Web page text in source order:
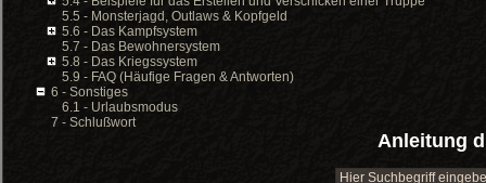
5.5 - Monsterjagd, Outlaws & Kopfgeld
5.6 - Das Kampfsystem
5.7 - Das Bewohnersystem
5.8 - Das Kriegssystem
5.9 - FAQ (Häufige Fragen & Antworten)
6 - Sonstiges
6.1 - Urlaubsmodus
7 - Schlußwort
Anleitung